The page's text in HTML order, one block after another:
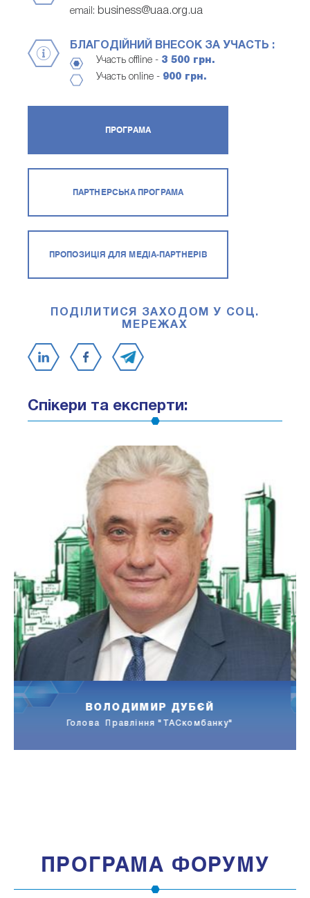
email: business@uaa.org.ua
БЛАГОДІЙНИЙ ВНЕСОК ЗА УЧАСТЬ :
Участь offline - 3 500 грн.
Участь online - 900 грн.
ПРОГРАМА
ПАРТНЕРСЬКА ПРОГРАМА
ПРОПОЗИЦІЯ ДЛЯ МЕДІА-ПАРТНЕРІВ
ПОДІЛИТИСЯ ЗАХОДОМ У СОЦ.
МЕРЕЖАХ
Спікери та експерти:
РУСЛАН ЯРЕМЕНКО
Керуючий партнер AIRVICE consulting
ПРОГРАМА ФОРУМУ